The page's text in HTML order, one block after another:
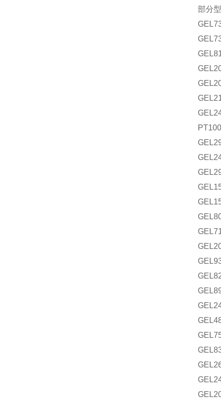
部分
PT100